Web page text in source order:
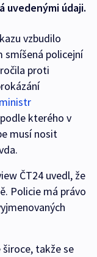
uvedenými údaji.
vzbudilo
smíšená policejní
proti
kterého v
musí nosit
ČT24 uvedl, že
Policie má právo
široce, takže se